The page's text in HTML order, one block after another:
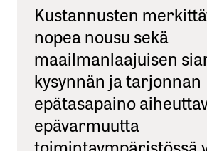
Kustannusten
nopea nousu sekä
maailmanlaajuisen
kysynnän ja tarjonnan
epätasapaino
epävarmuutta